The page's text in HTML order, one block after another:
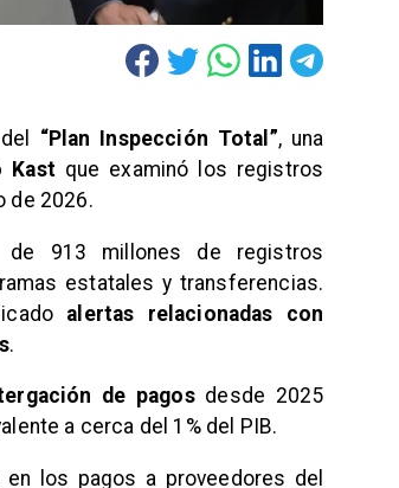
“Plan Inspección Total”, una
Kastque examinó los registros
de 2026.
de 913 millones de registros
estatales y transferencias.
alertas relacionadas con
.
de pagosdesde 2025
a cerca del 1% del PIB.
los pagos a proveedores del